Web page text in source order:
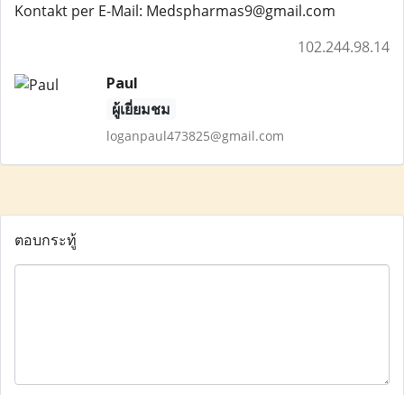
Kontakt per E-Mail: Medspharmas9@gmail.com
102.244.98.14
Paul
ผู้เยี่ยมชม
loganpaul473825@gmail.com
ตอบกระทู้